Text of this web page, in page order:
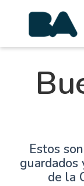
Estos
guardados
de la